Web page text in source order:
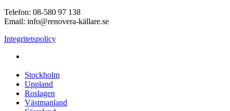
Telefon: 08-580 97 138
Email: info@renovera-källare.se
Integritetspolicy
Stockholm
Uppland
Roslagen
Västmanland